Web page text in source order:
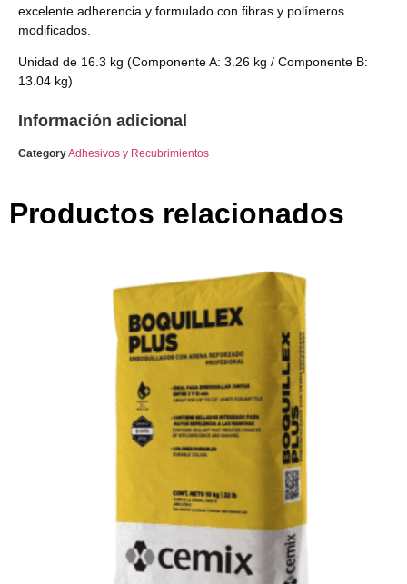
excelente adherencia y formulado con fibras y polímeros
modificados.
Unidad de 16.3 kg (Componente A: 3.26 kg / Componente B:
13.04 kg)
Información adicional
CategoryAdhesivos y Recubrimientos
Productos relacionados